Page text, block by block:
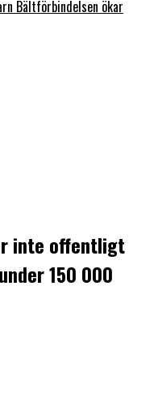
Bältförbindelsen ökar
inte offentligt
150 000